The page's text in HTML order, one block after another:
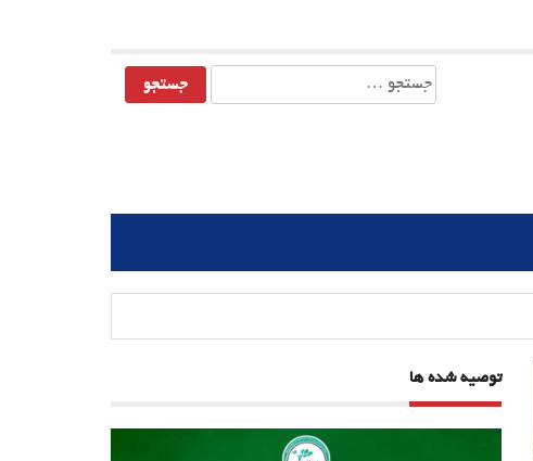
جستجو
برای:
توصیه شده ها